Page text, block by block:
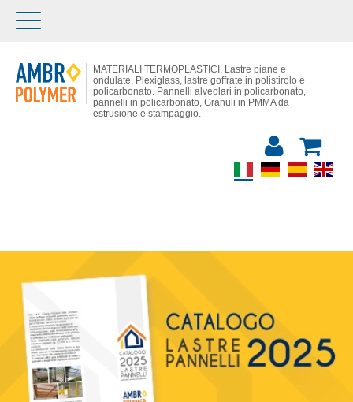
MATERIALI TERMOPLASTICI. Lastre piane e
ondulate, Plexiglass, lastre goffrate in polistirolo e
policarbonato. Pannelli alveolari in policarbonato,
pannelli in policarbonato, Granuli in PMMA da
estrusione e stampaggio​.